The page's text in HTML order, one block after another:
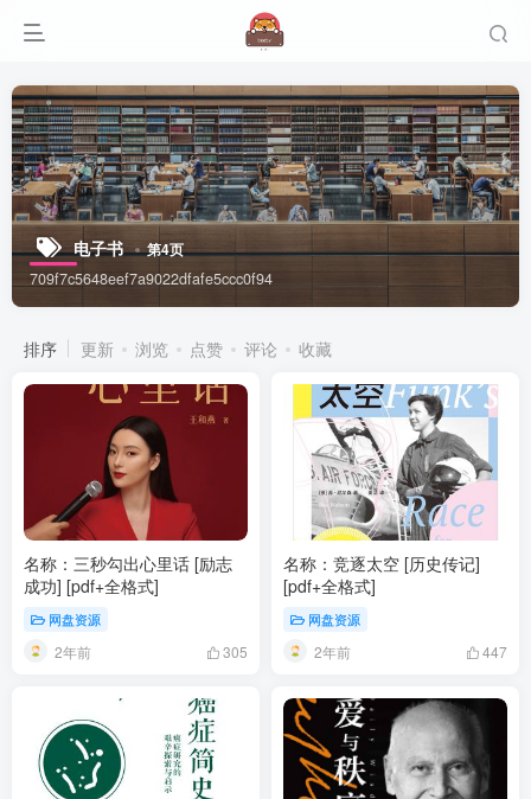
电子书 第4页
709f7c5648eef7a9022dfafe5ccc0f94
排序 更新 浏览 点赞 评论 收藏
名称：三秒勾出心里话 [ 励志
成功] [pdf+全格式]
网盘资源
2年前 305
名称：竞逐太空 [ 历史传记]
[pdf+全格式]
网盘资源
2年前 447